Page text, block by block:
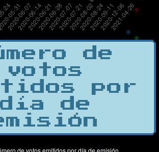
de
votos
por
de